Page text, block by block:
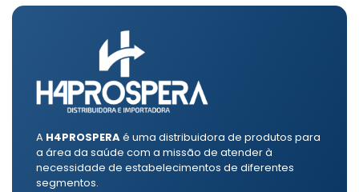
A H4PROSPERAé uma distribuidora de produtos para
a área da saúde com a missão de atender à
necessidade de estabelecimentos de diferentes
segmentos.